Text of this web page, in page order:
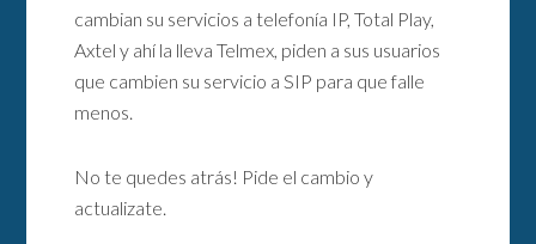
cambian su servicios a telefonía IP, Total Play,
Axtel y ahí la lleva Telmex, piden a sus usuarios
que cambien su servicio a SIP para que falle
menos.
No te quedes atrás! Pide el cambio y
actualizate.